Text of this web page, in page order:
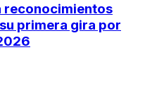
reconocimientos
primera gira por